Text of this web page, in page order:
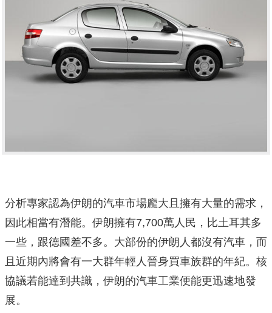
分析專家認為伊朗的汽車市場龐大且擁有大量的需求，
因此相當有潛能。伊朗擁有7,700萬人民，比土耳其多
一些，跟德國差不多。大部份的伊朗人都沒有汽車，而
且近期內將會有一大群年輕人晉身買車族群的年紀。核
協議若能達到共識，伊朗的汽車工業便能更迅速地發
展。